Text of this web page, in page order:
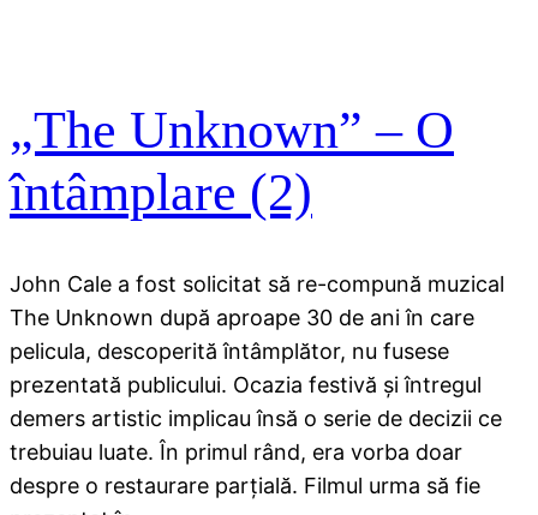
„The Unknown” – O
întâmplare (2)
John Cale a fost solicitat să re-compună muzical
The Unknown după aproape 30 de ani în care
pelicula, descoperită întâmplător, nu fusese
prezentată publicului. Ocazia festivă şi întregul
demers artistic implicau însă o serie de decizii ce
trebuiau luate. În primul rând, era vorba doar
despre o restaurare parţială. Filmul urma să fie